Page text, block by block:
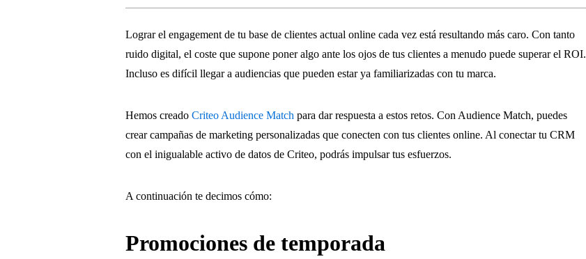
Lograr el engagement de tu base de clientes actual online cada vez está resultando más caro. Con tanto
ruido digital, el coste que supone poner algo ante los ojos de tus clientes a menudo puede superar el ROI.
Incluso es difícil llegar a audiencias que pueden estar ya familiarizadas con tu marca.
Hemos creadoCriteo Audience Match para dar respuesta a estos retos. Con Audience Match, puedes
crear campañas de marketing personalizadas que conecten con tus clientes online. Al conectar tu CRM
con el inigualable activo de datos de Criteo, podrás impulsar tus esfuerzos.
A continuación te decimos cómo:
Promociones de temporada